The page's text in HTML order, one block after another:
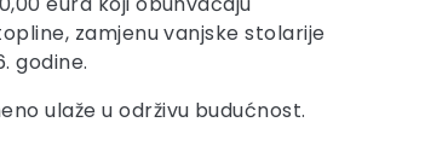
zamjenu vanjske stolarije
godine.
ulaže u održivu budućnost.